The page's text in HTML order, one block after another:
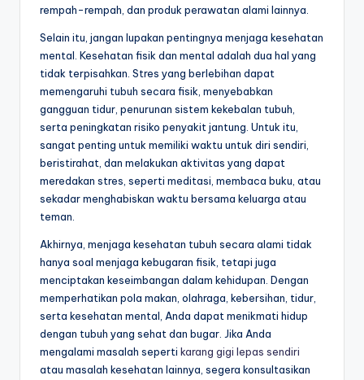
rempah-rempah, dan produk perawatan alami lainnya.
Selain itu, jangan lupakan pentingnya menjaga kesehatan
mental. Kesehatan fisik dan mental adalah dua hal yang
tidak terpisahkan. Stres yang berlebihan dapat
memengaruhi tubuh secara fisik, menyebabkan
gangguan tidur, penurunan sistem kekebalan tubuh,
serta peningkatan risiko penyakit jantung. Untuk itu,
sangat penting untuk memiliki waktu untuk diri sendiri,
beristirahat, dan melakukan aktivitas yang dapat
meredakan stres, seperti meditasi, membaca buku, atau
sekadar menghabiskan waktu bersama keluarga atau
teman.
Akhirnya, menjaga kesehatan tubuh secara alami tidak
hanya soal menjaga kebugaran fisik, tetapi juga
menciptakan keseimbangan dalam kehidupan. Dengan
memperhatikan pola makan, olahraga, kebersihan, tidur,
serta kesehatan mental, Anda dapat menikmati hidup
dengan tubuh yang sehat dan bugar. Jika Anda
mengalami masalah seperti karang gigi lepas sendiri
atau masalah kesehatan lainnya, segera konsultasikan